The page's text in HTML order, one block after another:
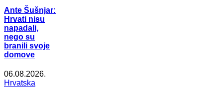
Ante Šušnjar:
Hrvati nisu
napadali,
nego su
branili svoje
domove
06.08.2026.
Hrvatska